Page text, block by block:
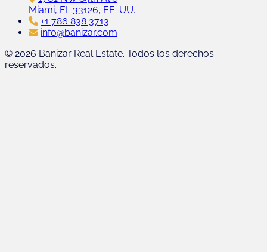
Miami, FL 33126, EE. UU.
+1 786 838 3713
info@banizar.com
© 2026 Banizar Real Estate. Todos los derechos
reservados.